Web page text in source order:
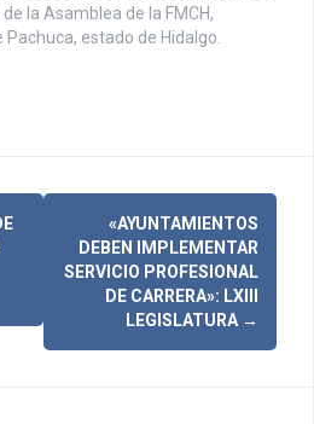
la Asamblea de la FMCH,
estado de Hidalgo.
«AYUNTAMIENTOS
DEBEN IMPLEMENTAR
SERVICIO PROFESIONAL
DE CARRERA»: LXIII
LEGISLATURA →